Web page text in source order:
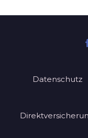
Datenschutz